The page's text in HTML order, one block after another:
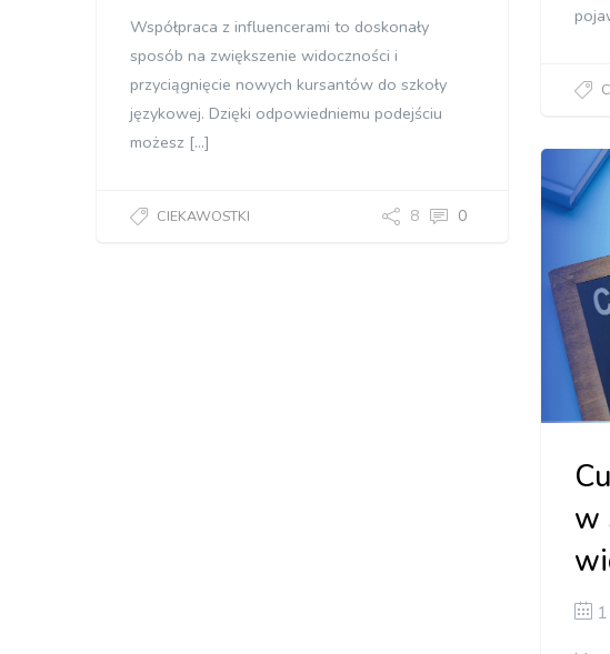
Współpraca z influencerami to doskonały
sposób na zwiększenie widoczności i
przyciągnięcie nowych kursantów do szkoły
językowej. Dzięki odpowiedniemu podejściu
możesz […]
CIEKAWOSTKI 8 0
w